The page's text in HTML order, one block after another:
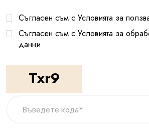
Съгласен съм с Условията за
Съгласен съм с Условията за
данни
Txr9